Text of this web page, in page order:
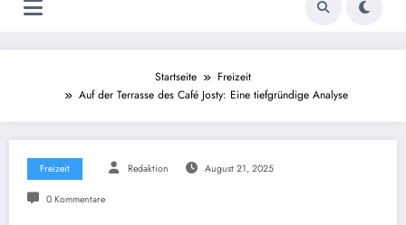
Startseite
Freizeit
Auf der Terrasse des Café Josty: Eine tiefgründige Analyse
Freizeit Redaktion August 21, 2025
0 Kommentare